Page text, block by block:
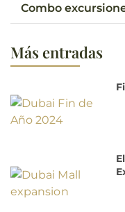
Combo
Más entradas